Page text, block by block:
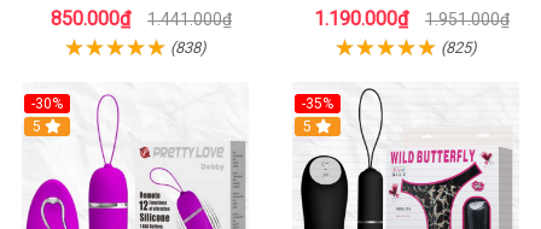
nước sạc pin
850.000₫ 1.441.000₫
(838)
1.190.000₫ 1.951.000₫
(825)
-30%
Hot
5
-35%
Hot
5